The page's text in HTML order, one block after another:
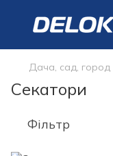
Дача, сад, город
Секатори
Фільтр